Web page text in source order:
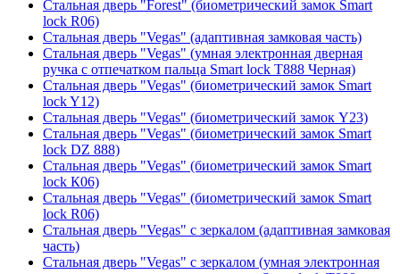
Стальная дверь "Forest" (биометрический замок Smart
lock R06)
Стальная дверь "Vegas" (адаптивная замковая часть)
Стальная дверь "Vegas" (умная электронная дверная
ручка с отпечатком пальца Smart lock T888 Черная)
Стальная дверь "Vegas" (биометрический замок Smart
lock Y12)
Стальная дверь "Vegas" (биометрический замок Y23)
Стальная дверь "Vegas" (биометрический замок Smart
lock DZ 888)
Стальная дверь "Vegas" (биометрический замок Smart
lock К06)
Стальная дверь "Vegas" (биометрический замок Smart
lock R06)
Стальная дверь "Vegas" с зеркалом (адаптивная замковая
часть)
Стальная дверь "Vegas" с зеркалом (умная электронная